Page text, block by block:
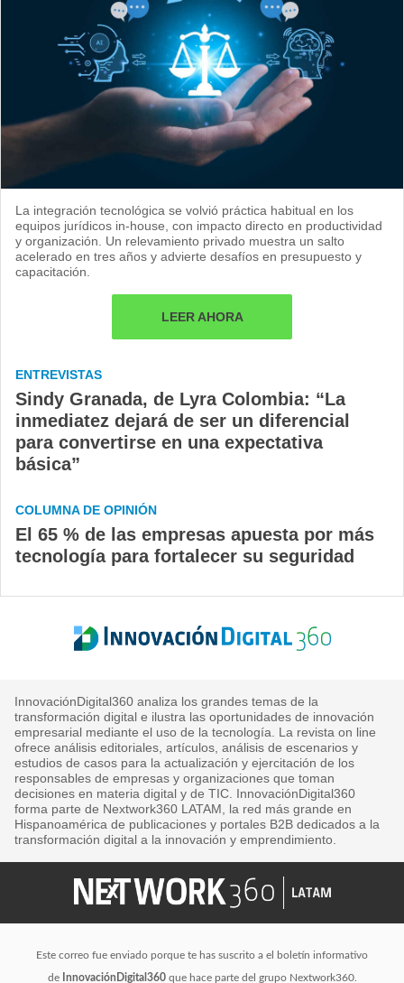
La integración tecnológica se volvió práctica habitual en los
equipos jurídicos in-house, con impacto directo en productividad
y organización. Un relevamiento privado muestra un salto
acelerado en tres años y advierte desafíos en presupuesto y
capacitación.
LEER AHORA
ENTREVISTAS
Sindy Granada, de Lyra Colombia: “La
inmediatez dejará de ser un diferencial
para convertirse en una expectativa
básica”
COLUMNA DE OPINIÓN
El 65 % de las empresas apuesta por más
tecnología para fortalecer su seguridad
InnovaciónDigital360 analiza los grandes temas de la
transformación digital e ilustra las oportunidades de innovación
empresarial mediante el uso de la tecnología. La revista on line
ofrece análisis editoriales, artículos, análisis de escenarios y
estudios de casos para la actualización y ejercitación de los
responsables de empresas y organizaciones que toman
decisiones en materia digital y de TIC. InnovaciónDigital360
forma parte de Nextwork360 LATAM, la red más grande en
Hispanoamérica de publicaciones y portales B2B dedicados a la
transformación digital a la innovación y emprendimiento.
Este correo fue enviado porque te has suscrito a el boletín informativo
de InnovaciónDigital360que hace parte del grupo Nextwork360.